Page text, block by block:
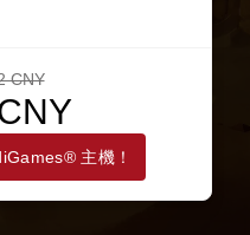
CNY
主機！